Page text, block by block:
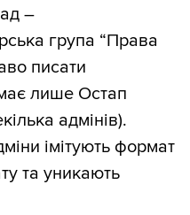
–
група “Права
писати
лише Остап
адмінів).
імітують формат
та уникають